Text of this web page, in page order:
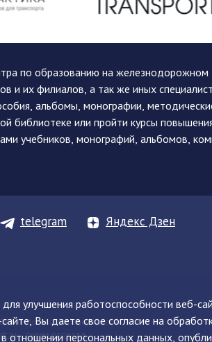
улучшения работоспособности веб-
Вы даете свое согласие на
в отношении персональных данных,
по образованию на
и их филиалов, а так же иных
альбомы, монографии,
библиотеке или пройти курсы
учебников, монографий, альбомов,
telegram Яндекс Дзен
г. Москва, ул. Бакунинская, д. 71
схема проезда